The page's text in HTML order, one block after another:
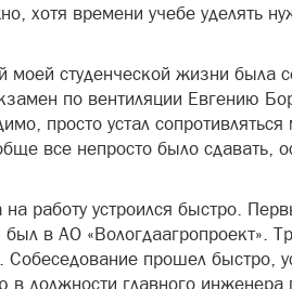
хотя времени учебе уделять
студенческой жизни была
по вентиляции Евгению
просто устал сопротивляться
все непросто было сдавать,
на работу устроился быстро.
в АО «Вологдаагропроект».
прошел быстро,
в должности главного инженера